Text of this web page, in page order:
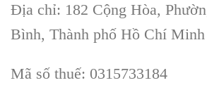
Địa chỉ: 182 Cộng Hòa,
Bình, Thành phố Hồ Chí Minh
Mã số thuế: 0315733184